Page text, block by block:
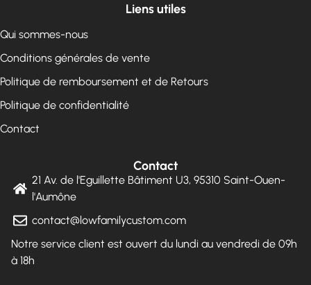
Liens utiles
Qui sommes-nous
Conditions générales de vente
Politique de remboursement et de Retours
Politique de confidentialité
Contact
Contact
21 Av. de l'Eguillette Bâtiment U3, 95310 Saint-Ouen-
l'Aumône
contact@lowfamilycustom.com
Notre service client est ouvert du lundi au vendredi de 09h
à 18h